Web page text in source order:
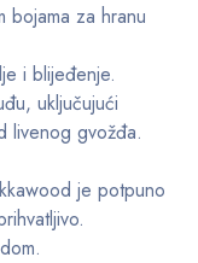
za hranu
i blijeđenje.
uključujući
livenog gvožđa.
je potpuno